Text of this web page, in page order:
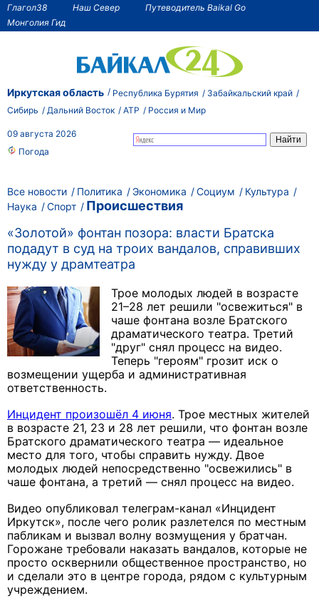
Глагол38 Наш Север
Путеводитель Baikal Go
Монголия Гид
Иркутская область Республика Бурятия
Забайкальский край
Сибирь
Дальний Восток АТР Россия и Мир
09 августа 2026
Погода
Все новости Политика Экономика Социум
Культура
Наука
Спорт
Происшествия
«Золотой» фонтан позора: власти Братска
подадут в суд на троих вандалов, справивших
нужду у драмтеатра
Трое молодых людей в возрасте
21–28 лет решили "освежиться" в
чаше фонтана возле Братского
драматического театра. Третий
"друг" снял процесс на видео.
Теперь "героям" грозит иск о
возмещении ущерба и административная
ответственность.
Инцидент произошёл 4 июня. Трое местных жителей
в возрасте 21, 23 и 28 лет решили, что фонтан возле
Братского драматического театра — идеальное
место для того, чтобы справить нужду. Двое
молодых людей непосредственно "освежились" в
чаше фонтана, а третий — снял процесс на видео.
Видео опубликовал телеграм-канал «Инцидент
Иркутск», после чего ролик разлетелся по местным
пабликам и вызвал волну возмущения у братчан.
Горожане требовали наказать вандалов, которые не
просто осквернили общественное пространство, но
и сделали это в центре города, рядом с культурным
учреждением.